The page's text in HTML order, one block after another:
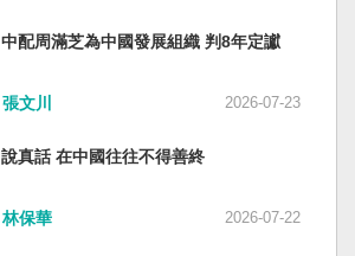
中配周滿芝為中國發展組織 判8年定讞
張文川 2026-07-23
說真話 在中國往往不得善終
林保華 2026-07-22